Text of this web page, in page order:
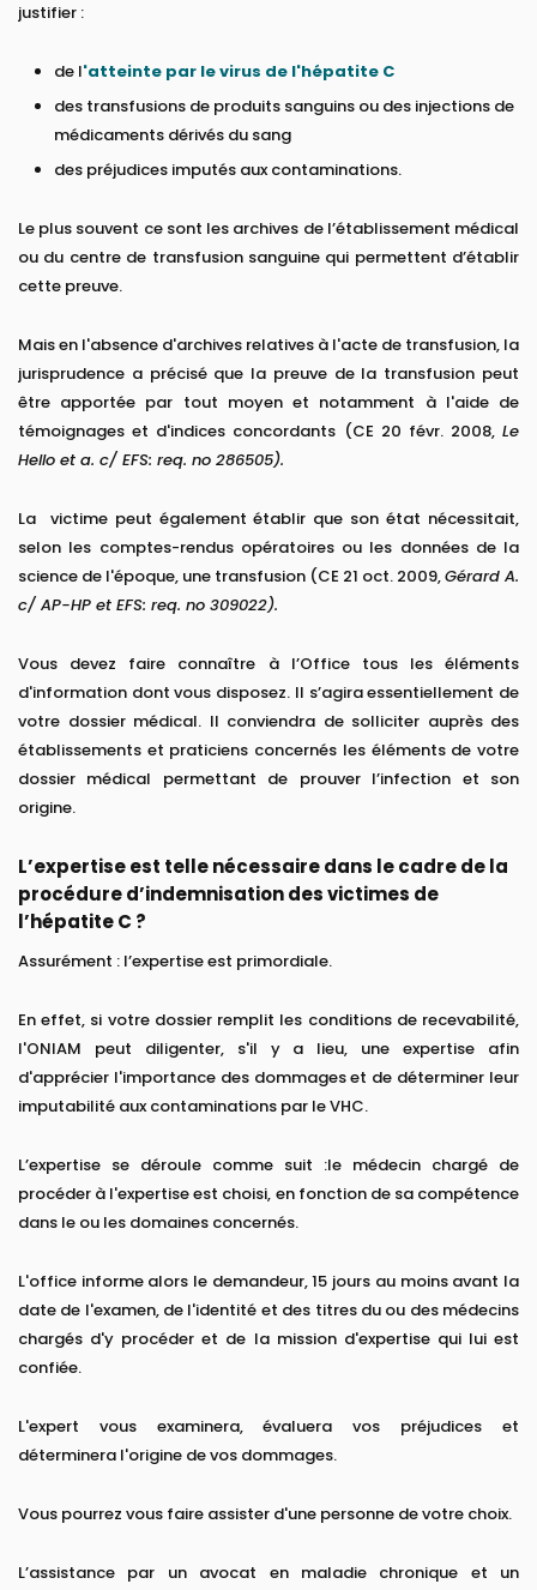
justifier :
de l'atteinte par le virus de l'hépatite C
des transfusions de produits sanguins ou des injections de
médicaments dérivés du sang
des préjudices imputés aux contaminations.
Le plus souvent ce sont les archives de l’établissement médical
ou du centre de transfusion sanguine qui permettent d’établir
cette preuve.
Mais en l'absence d'archives relatives à l'acte de transfusion, la
jurisprudence a précisé que la preuve de la transfusion peut
être apportée par tout moyen et notamment à l'aide de
témoignages et d'indices concordants (CE 20 févr. 2008, Le
Hello et a. c/ EFS: req. no 286505).
La victime peut également établir que son état nécessitait,
selon les comptes-rendus opératoires ou les données de la
science de l'époque, une transfusion (CE 21 oct. 2009,Gérard A.
c/ AP-HP et EFS: req. no 309022).
Vous devez faire connaître à l’Office tous les éléments
d'information dont vous disposez. Il s’agira essentiellement de
votre dossier médical. Il conviendra de solliciter auprès des
établissements et praticiens concernés les éléments de votre
dossier médical permettant de prouver l’infection et son
origine.
L’expertise est telle nécessaire dans le cadre de la
procédure d’indemnisation des victimes de
l’hépatite C ?
Assurément : l’expertise est primordiale.
En effet, si votre dossier remplit les conditions de recevabilité,
l'ONIAM peut diligenter, s'il y a lieu, une expertise afin
d'apprécier l'importance des dommages et de déterminer leur
imputabilité aux contaminations par le VHC.
L’expertise se déroule comme suit :le médecin chargé de
procéder à l'expertise est choisi, en fonction de sa compétence
dans le ou les domaines concernés.
L'office informe alors le demandeur, 15 jours au moins avant la
date de l'examen, de l'identité et des titres du ou des médecins
chargés d'y procéder et de la mission d'expertise qui lui est
confiée.
L'expert vous examinera, évaluera vos préjudices et
déterminera l'origine de vos dommages.
Vous pourrez vous faire assister d'une personne de votre choix.
L’assistance par un avocat en maladie chronique et un